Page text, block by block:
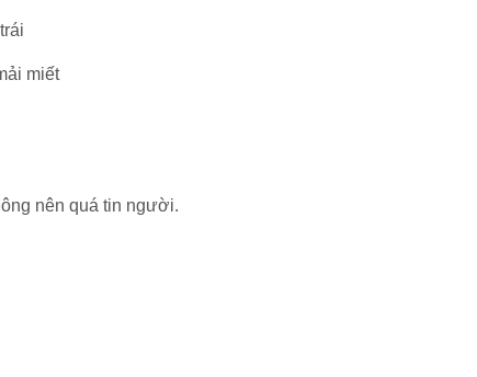
miết
nên quá tin người.